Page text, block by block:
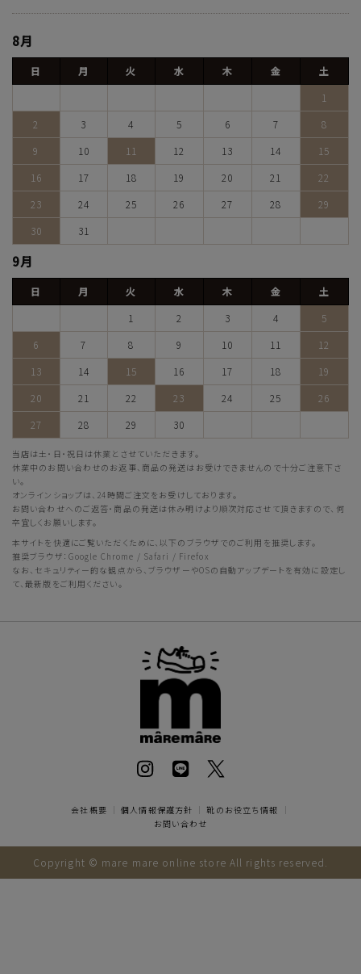
8月
日 月 火 水 木 金
土
1
2
3 4 5 6 7
8
9
10 11 12 13 14
15
16
17 18 19 20 21
22
23
24 25 26 27 28
29
30
31
9月
日 月 火 水 木 金
土
1
2 3 4
5
6
7 8 9 10 11
12
13
14 15 16 17 18
19
20
21 22 23 24 25
26
27
28 29 30
当店は土・日・祝日は休業とさせていただきます。
休業中のお問い合わせのお返事、商品の発送はお受けできませんので十分ご注意下さ
い。
オンラインショップは、24時間ご注文をお受けしております。
お問い合わせへのご返答・商品の発送は休み明けより順次対応させて頂きますので、何
卒宜しくお願いします。
本サイトを快適にご覧いただくために、以下のブラウザでのご利用を推奨します。
推奨ブラウザ：Google Chrome / Safari / Firefox
なお、セキュリティー的な観点から、ブラウザーやOSの自動アップデートを有効に設定し
て、最新版をご利用ください。
会社概要 ｜個人情報保護方針 ｜靴のお役立ち情報
｜
お問い合わせ
Copyright © mare mare online store All rights reserved.